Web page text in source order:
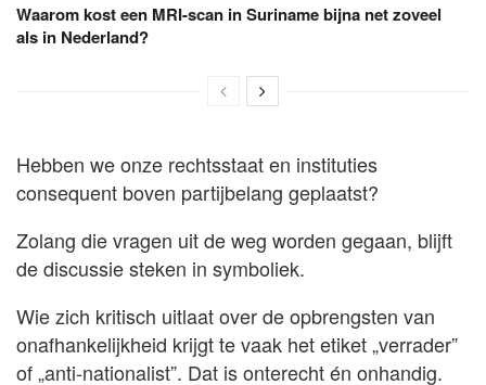
Waarom kost een MRI-scan in Suriname bijna net zoveel
als in Nederland?
Hebben we onze rechtsstaat en instituties
consequent boven partijbelang geplaatst?
Zolang die vragen uit de weg worden gegaan, blijft
de discussie steken in symboliek.
Wie zich kritisch uitlaat over de opbrengsten van
onafhankelijkheid krijgt te vaak het etiket „verrader”
of „anti-nationalist”. Dat is onterecht én onhandig.